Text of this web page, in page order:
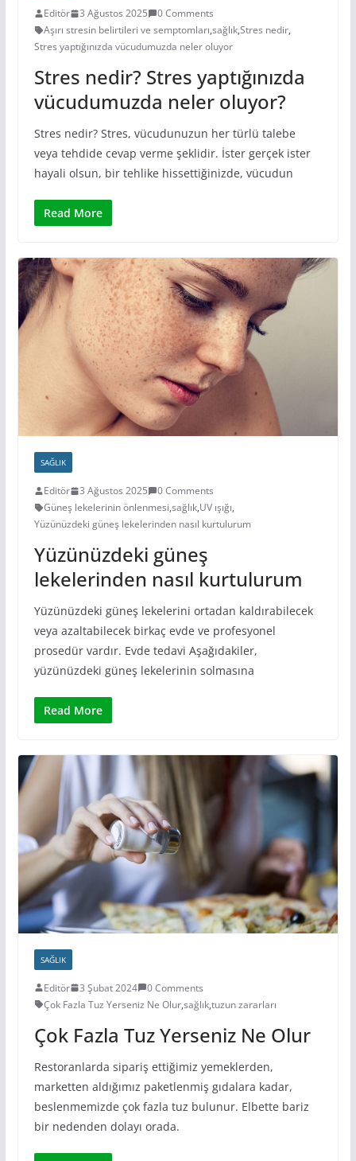
Editör 3 Ağustos 2025
0 Comments
Aşırı stresin belirtileri ve semptomları,sağlık,Stres nedir,
Stres yaptığınızda vücudumuzda neler oluyor
Stres nedir? Stres yaptığınızda
vücudumuzda neler oluyor?
Stres nedir? Stres, vücudunuzun her türlü talebe
veya tehdide cevap verme şeklidir. İster gerçek ister
hayali olsun, bir tehlike hissettiğinizde, vücudun
Read More
SAĞLIK
Editör 3 Ağustos 2025
0 Comments
Güneş lekelerinin önlenmesi,sağlık,UV ışığı,
Yüzünüzdeki güneş lekelerinden nasıl kurtulurum
Yüzünüzdeki güneş
lekelerinden nasıl kurtulurum
Yüzünüzdeki güneş lekelerini ortadan kaldırabilecek
veya azaltabilecek birkaç evde ve profesyonel
prosedür vardır. Evde tedavi Aşağıdakiler,
yüzünüzdeki güneş lekelerinin solmasına
Read More
SAĞLIK
Editör 3 Şubat 2024
0 Comments
Çok Fazla Tuz Yerseniz Ne Olur,sağlık,tuzun zararları
Çok Fazla Tuz Yerseniz Ne Olur
Restoranlarda sipariş ettiğimiz yemeklerden,
marketten aldığımız paketlenmiş gıdalara kadar,
beslenmemizde çok fazla tuz bulunur. Elbette bariz
bir nedenden dolayı orada.